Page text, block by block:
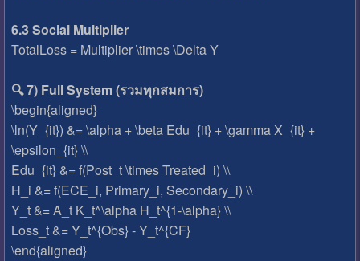
6.3 Social Multiplier
TotalLoss = Multiplier \times \Delta Y
🔍 7) Full System (รวมทุกสมการ)
\begin{aligned}
\ln(Y_{it}) &= \alpha + \beta Edu_{it} + \gamma X_{it} +
\epsilon_{it} \\
Edu_{it} &= f(Post_t \times Treated_i) \\
H_i &= f(ECE_i, Primary_i, Secondary_i) \\
Y_t &= A_t K_t^\alpha H_t^{1-\alpha} \\
Loss_t &= Y_t^{Obs} - Y_t^{CF}
\end{aligned}